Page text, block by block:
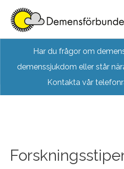
content
Har du frågor om
demenssjukdom eller står
Kontakta vår